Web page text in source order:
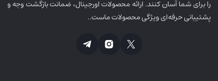
را برای شما آسان کنند. ارائه محصولات اورجینال، ضمانت بازگشت وجه و
پشتیبانی حرفه‌ای ویژگی محصولات ماست..